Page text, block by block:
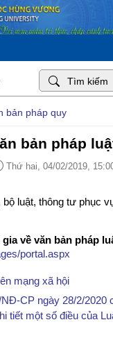
bản pháp quy
bản pháp
Thứ hai, 04/02/2019,
bộ luật, thông tư phục
về văn bản pháp
portal.aspx
mạng xã hội
CP ngày 28/2/2020
tiết một số điều của